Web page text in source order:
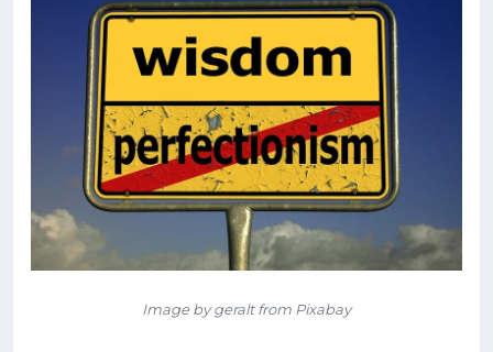
Image by geralt from Pixabay